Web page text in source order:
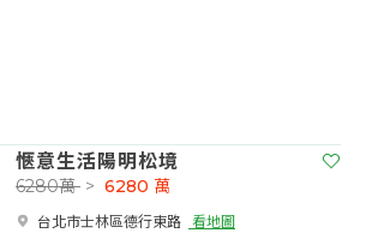
愜意生活陽明松境
台北市士林區德行東路​ 看地圖
6280萬 > 6280 萬